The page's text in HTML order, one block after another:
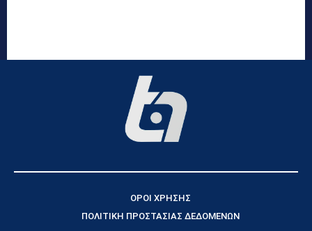
ΟΡΟΙ ΧΡΗΣΗΣ
ΠΟΛΙΤΙΚΗ ΠΡΟΣΤΑΣΙΑΣ ΔΕΔΟΜΕΝΩΝ